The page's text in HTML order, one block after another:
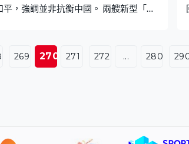
，強調並非抗衡中國。 兩艘新型「特
是世上最好的，速度最快，亦是最
艦強大100倍，我們稱為『黃金艦
範圍是上一代艦艇的80倍，是最致命
269 270 271 272 ... 280